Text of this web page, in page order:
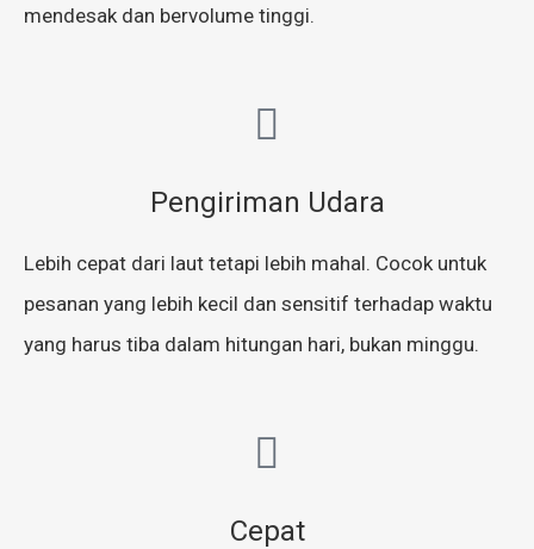
mendesak dan bervolume tinggi.
Pengiriman Udara
Lebih cepat dari laut tetapi lebih mahal. Cocok untuk
pesanan yang lebih kecil dan sensitif terhadap waktu
yang harus tiba dalam hitungan hari, bukan minggu.
Cepat